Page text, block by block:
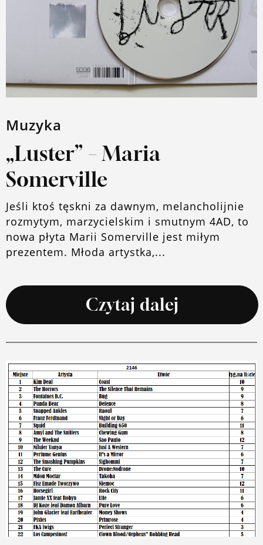
Muzyka
„Luster” – Maria
Somerville
Jeśli ktoś tęskni za dawnym, melancholijnie
rozmytym, marzycielskim i smutnym 4AD, to
nowa płyta Marii Somerville jest miłym
prezentem. Młoda artystka,...
Czytaj dalej